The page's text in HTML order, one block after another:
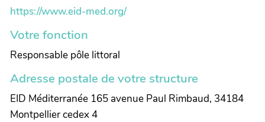
https://www.eid-med.org/
Votre fonction
Responsable pôle littoral
Adresse postale de votre structure
EID Méditerranée 165 avenue Paul Rimbaud, 34184
Montpellier cedex 4